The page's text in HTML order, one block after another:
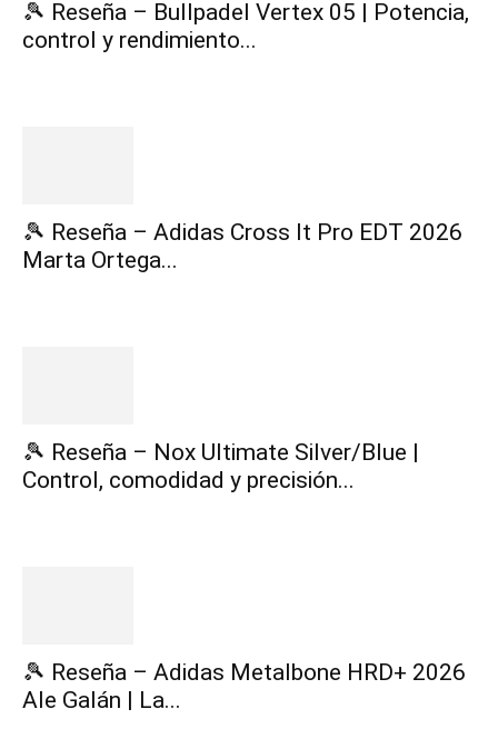
🎾 Reseña – Bullpadel Vertex 05 | Potencia,
control y rendimiento...
🎾 Reseña – Adidas Cross It Pro EDT 2026
Marta Ortega...
🎾 Reseña – Nox Ultimate Silver/Blue |
Control, comodidad y precisión...
🎾 Reseña – Adidas Metalbone HRD+ 2026
Ale Galán | La...